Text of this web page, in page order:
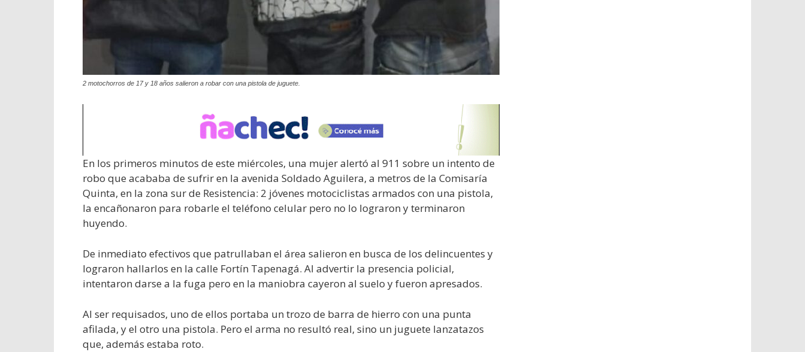
2 motochorros de 17 y 18 años salieron a robar con una pistola de juguete.
En los primeros minutos de este miércoles, una mujer alertó al 911 sobre un intento de
robo que acababa de sufrir en la avenida Soldado Aguilera, a metros de la Comisaría
Quinta, en la zona sur de Resistencia: 2 jóvenes motociclistas armados con una pistola,
la encañonaron para robarle el teléfono celular pero no lo lograron y terminaron
huyendo.
De inmediato efectivos que patrullaban el área salieron en busca de los delincuentes y
lograron hallarlos en la calle Fortín Tapenagá. Al advertir la presencia policial,
intentaron darse a la fuga pero en la maniobra cayeron al suelo y fueron apresados.
Al ser requisados, uno de ellos portaba un trozo de barra de hierro con una punta
afilada, y el otro una pistola. Pero el arma no resultó real, sino un juguete lanzatazos
que, además estaba roto.